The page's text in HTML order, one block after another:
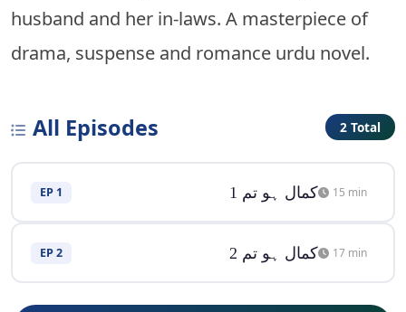
husband and her in-laws. A masterpiece of
drama, suspense and romance urdu novel.
All Episodes 2 Total
EP 1 کمال ہو تم 1 15 min
EP 2 کمال ہو تم 2 17 min